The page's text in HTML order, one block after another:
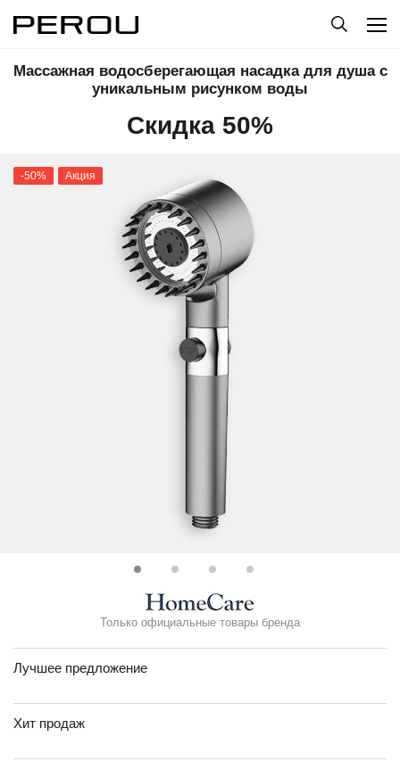
Массажная водосберегающая насадка для душа с
уникальным рисунком воды
Скидка 50%
-50% Акция
Только официальные товары бренда
Лучшее предложение
Хит продаж